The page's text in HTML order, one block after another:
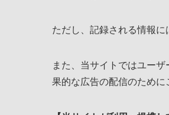
ただし、記録される情報に
また、当サイトではユー
果的な広告の配信のために